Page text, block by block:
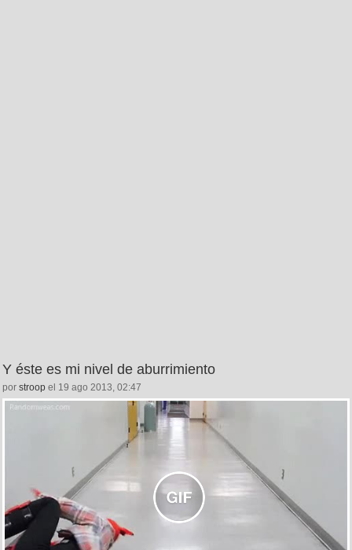
Y éste es mi nivel de aburrimiento
por stroop el 19 ago 2013, 02:47